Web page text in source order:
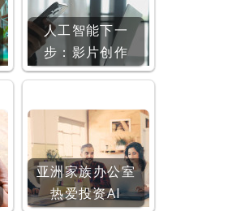
人工智能下一
步：影片创作
亚洲家族办公室
热爱投资AI